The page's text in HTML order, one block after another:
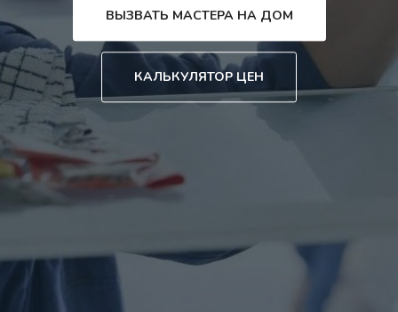
ВЫЗВАТЬ МАСТЕРА НА ДОМ
КАЛЬКУЛЯТОР ЦЕН